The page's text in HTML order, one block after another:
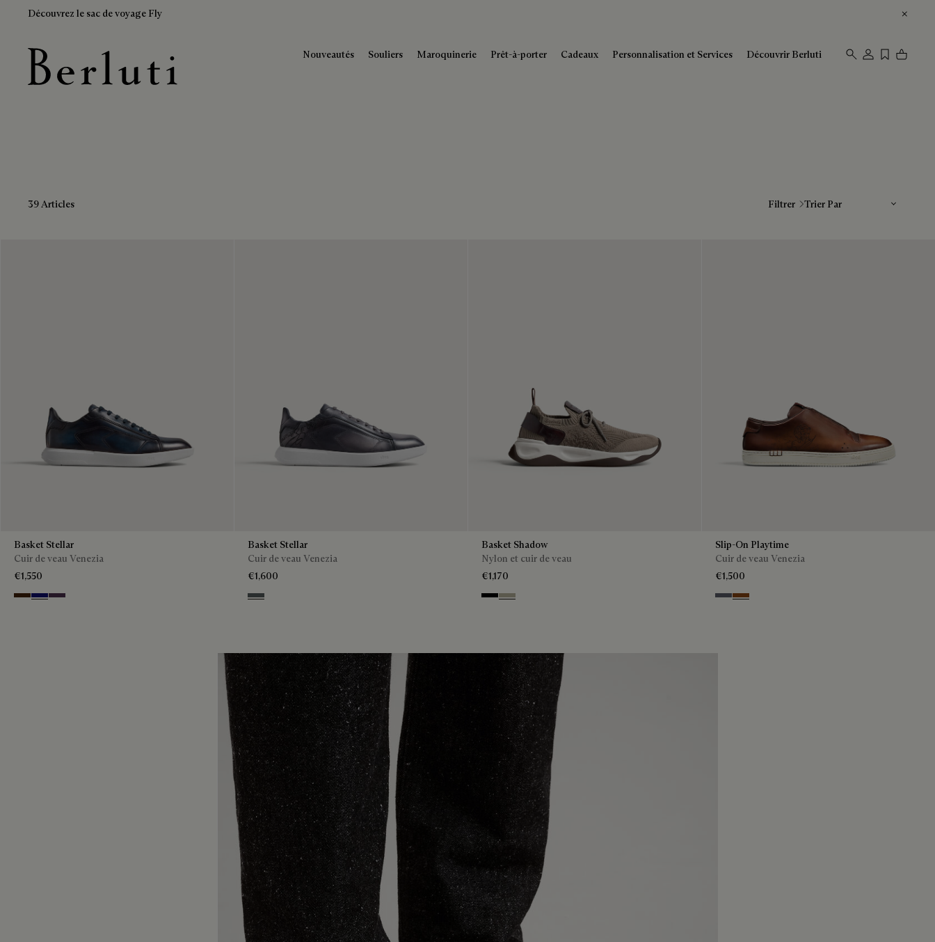
Découvrez le sac de voyage Fly
Nouveautés Souliers Maroquinerie Prêt-à-porter Cadeaux Personnalisation et Services Découvrir Berluti
Baskets en cuir
39 Articles Filtrer
Basket Stellar
Cuir de veau Venezia
€1,550
Marrone Intenso
Abisso
Plum
Basket Stellar
Cuir de veau Venezia
€1,600
Iron Grey
Basket Shadow
Nylon et cuir de veau
€1,170
BlackLight Kaki
Slip-On Playtime
Cuir de veau Venezia
€1,500
Light Aluminio
Cacao Intenso